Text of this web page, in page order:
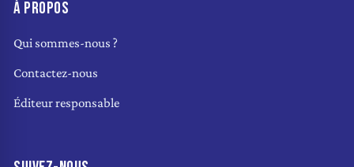
À PROPOS
Qui sommes-nous ?
Contactez-nous
Éditeur responsable